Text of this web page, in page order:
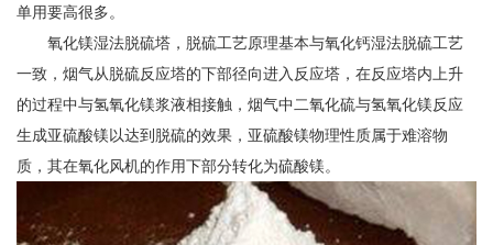
单用要高很多。
氧化镁湿法脱硫塔，脱硫工艺原理基本与氧化钙湿法脱硫工艺
一致，烟气从脱硫反应塔的下部径向进入反应塔，在反应塔内上升
的过程中与氢氧化镁浆液相接触，烟气中二氧化硫与氢氧化镁反应
生成亚硫酸镁以达到脱硫的效果，亚硫酸镁物理性质属于难溶物
质，其在氧化风机的作用下部分转化为硫酸镁。